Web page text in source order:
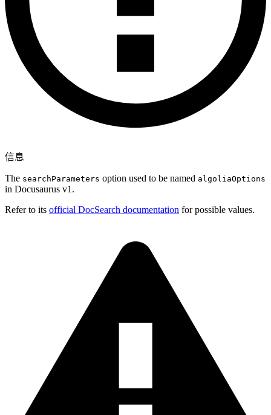
信息
The searchParameters option used to be named algoliaOptions
in Docusaurus v1.
Refer to its official DocSearch documentation for possible values.